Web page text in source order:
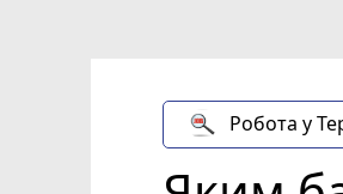
Робота у